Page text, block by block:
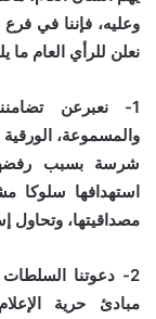
وعليه، فإننا في
نعلن للرأي العام ما
1- نعبرعن
والمسموعة، الورقية
شرسة بسبب رفضها
استهدافها سلوكا
مصداقيتها، وتحاول
2- دعوتنا السلطات
مبادئ حرية